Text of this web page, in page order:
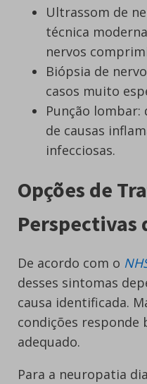
Ultrassom de
técnica
nervos
Biópsia de
casos muito
Punção
de causas
infecciosas.
Opções de
Perspectivas
De acordo com o
desses sintomas
causa identificada.
condições
adequado.
Para a neuropatia